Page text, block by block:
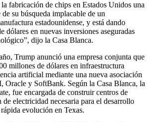
fabricación de chips en Estados Unidos una
su búsqueda implacable de un
estadounidense, y está dando
dólares en nuevas inversiones aseguradas
dijo la Casa Blanca.
Trump anunció una empresa conjunta que
millones de dólares en infraestructura
artificial mediante una nueva asociación
Oracle y SoftBank. Según la Casa Blanca, la
fue encargada de construir centros de
de electricidad necesaria para el desarrollo
evolución en Texas.